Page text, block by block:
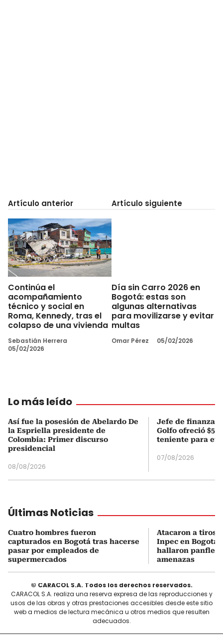
Artículo anterior
Continúa el
acompañamiento
técnico y social en
Roma, Kennedy, tras el
colapso de una vivienda
Sebastián Herrera
05/02/2026
Artículo siguiente
Día sin Carro 2026 en
Bogotá: estas son
algunas alternativas
para movilizarse y evitar
multas
Omar Pérez 05/02/2026
Lo más leído
Así fue la posesión de Abelardo De
la Espriella presidente de
Colombia: Primer discurso
presidencial
08/08/2026
Jefe de finanzas
Golfo ofreció
teniente para
07/08/2026
Últimas Noticias
Cuatro hombres fueron
capturados en Bogotá tras hacerse
pasar por empleados de
supermercados
Atacaron a tiros
Inpec en
hallaron
amenazas
© CARACOL S.A. Todos los derechos reservados.
CARACOL S.A. realiza una reserva expresa de las reproducciones y
usos de las obras y otras prestaciones accesibles desde este sitio
web a medios de lectura mecánica u otros medios que resulten
adecuados.